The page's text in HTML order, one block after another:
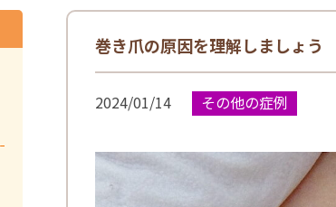
巻き爪の原因を理解しましょう
2024/01/14 その他の症例